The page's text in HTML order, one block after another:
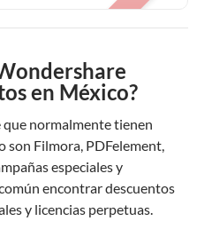
en México?
normalmente tienen
son Filmora, PDFelement,
especiales y
encontrar descuentos
y licencias perpetuas.